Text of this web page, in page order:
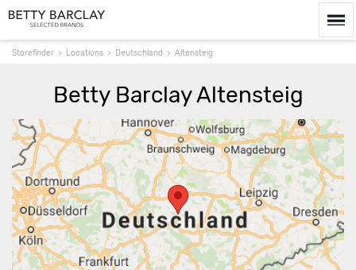
Storefinder Locations Deutschland Altensteig
Betty Barclay Altensteig